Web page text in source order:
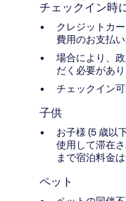
チェックイン時
クレジットカ
費用のお支払
場合により、
だく必要があ
チェックイン
子供
お子様 (5 歳以
使用して滞在
まで宿泊料金
ペット